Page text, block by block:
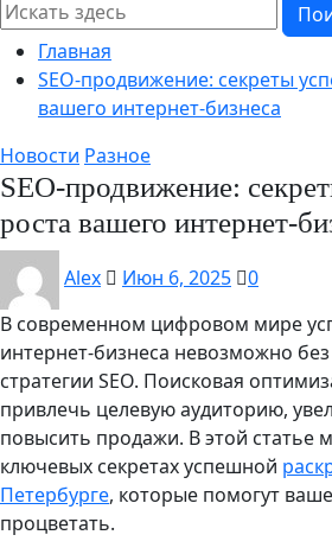
Главная
SEO-продвижение: секреты
вашего интернет-бизнеса
Новости Разное
SEO-продвижение:
роста вашего интернет-
Alex Июн 6, 2025
0
В современном цифровом мире
интернет-бизнеса невозможно
стратегии SEO. Поисковая
привлечь целевую аудиторию,
повысить продажи. В этой статье
ключевых секретах успешной
Петербурге, которые помогут
процветать.